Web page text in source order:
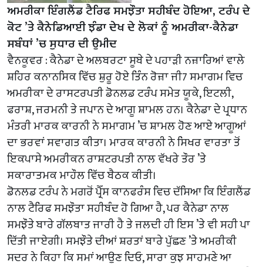
ਅਮਰੀਕਾ ਇੰਗਲੈਂਡ ਟੈਰਿਫ ਸਮਝੌਤਾ ਸਹੀਬੰਦ ਹੋਇਆ, ਟਰੰਪ ਦੇ
ਕੋਟ ’ਤੇ ਕੈਨੇਡਿਆਈ ਝੰਡਾ ਦੇਖ ਦੇ ਲੋਕਾਂ ਨੂੰ ਅਮਰੀਕਾ-ਕੈਨੇਡਾ
ਸਬੰਧਾਂ ’ਚ ਸੁਧਾਰ ਦੀ ਉਮੀਦ
ਵੈਨਕੂਵਰ : ਕੈਨੇਡਾ ਦੇ ਅਲਬਰਟਾ ਸੂਬੇ ਦੇ ਪਹਾੜੀ ਨਜ਼ਾਰਿਆਂ ਵਾਲੇ
ਸ਼ਹਿਰ ਕਨਾਨਸਿਕ ਵਿੱਚ ਸ਼ੁਰੂ ਹੋਏ ਤਿੰਨ ਰੋਜ਼ਾ ਜੀ7 ਸਮਾਗਮ ਵਿਚ
ਅਮਰੀਕਾ ਦੇ ਰਾਸਟਰਪਤੀ ਡੋਨਲਡ ਟਰੰਪ ਸਮੇਤ ਯੂਕੇ, ਇਟਲੀ,
ਫਰਾਸ਼, ਜਰਮਨੀ ਤੇ ਜਪਾਨ ਦੇ ਆਗੂ ਸ਼ਾਮਲ ਹਨ। ਕੈਨੇਡਾ ਦੇ ਪ੍ਰਧਾਨ
ਮੰਤਰੀ ਮਾਰਕ ਕਾਰਨੀ ਨੇ ਸਮਾਗਮ ’ਚ ਸ਼ਾਮਲ ਹੋਣ ਆਏ ਆਗੂਆਂ
ਦਾ ਭਰਵਾਂ ਸਵਾਗਤ ਕੀਤਾ। ਮਾਰਕ ਕਾਰਨੀ ਨੇ ਸਿਖਰ ਵਾਰਤਾ ਤੋਂ
ਇਕਪਾਸੇ ਅਮਰੀਕਨ ਰਾਸ਼ਟਰਪਤੀ ਨਾਲ ਵੱਖਰੇ ਤੌਰ ’ਤੇ
ਸਕਾਰਾਤਮਕ ਮਾਹੌਲ ਵਿੱਚ ਬੈਠਕ ਕੀਤੀ।
ਡੋਨਲਡ ਟਰੰਪ ਨੇ ਮਗਰੋਂ ਪ੍ਰੈੱਸ ਕਾਨਫਰੰਸ ਵਿਚ ਦੱਸਿਆ ਕਿ ਇੰਗਲੈਂਡ
ਨਾਲ ਟੈਰਿਫ ਸਮਝੌਤਾ ਸਹੀਬੰਦ ਹੋ ਗਿਆ ਹੈ, ਪਰ ਕੈਨੇਡਾ ਨਾਲ
ਸਮਝੌਤੇ ਬਾਰੇ ਗੱਲਬਾਤ ਜਾਰੀ ਹੈ ਤੇ ਜਲਦੀ ਹੀ ਇਸ ’ਤੇ ਵੀ ਸਹੀ ਪਾ
ਦਿੱਤੀ ਜਾਏਗੀ। ਸਮਝੌਤੇ ਦੀਆਂ ਸ਼ਰਤਾਂ ਬਾਰੇ ਪੁੱਛਣ ’ਤੇ ਅਮਰੀਕੀ
ਸਦਰ ਨੇ ਕਿਹਾ ਕਿ ਸਮਾਂ ਆਉਣ ਦਿਓ, ਸਾਰਾ ਕੁਝ ਸਾਹਮਣੇ ਆ